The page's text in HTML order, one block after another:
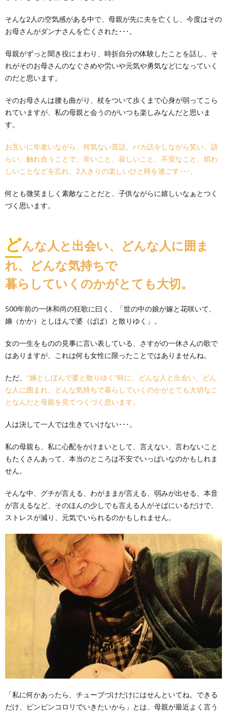
そんな2人の空気感がある中で、母親が先に夫を亡くし、今度はその
お母さんがダンナさんを亡くされた･･･。
母親がずっと聞き役にまわり、時折自分の体験したことを話し、そ
れがそのお母さんのなぐさめや労いや元気や勇気などになっていく
のだと思います。
そのお母さんは腰も曲がり、杖をついて歩くまで心身が弱ってこら
れていますが、私の母親と会うのがいつも楽しみなんだと思いま
す。
お互いに年老いながら、何気ない昔話、バカ話をしながら笑い、語
らい、触れ合うことで、辛いこと、寂しいこと、不安なこと、煩わ
しいことなどを忘れ、2人きりの楽しいひと時を過ごす･･･。
何とも微笑ましく素敵なことだと、子供ながらに嬉しいなぁとつく
づく思います。
どんな人と出会い、どんな人に囲ま
れ、どんな気持ちで
暮らしていくのかがとても大切。
500年前の一休和尚の狂歌に曰く、「世の中の娘が嫁と花咲いて、
嬶（かか）としほんで婆（ばば）と散りゆく」。
女の一生をものの見事に言い表している、さすがの一休さんの歌で
はありますが、これは何も女性に限ったことではありませんね。
ただ、 “嬶としぼんで婆と散りゆく”時に、どんな人と出会い、どん
な人に囲まれ、どんな気持ちで暮らしていくのかがとても大切なこ
となんだと母親を見てつくづく思います。
人は決して一人では生きていけない･･･。
私の母親も、私に心配をかけまいとして、言えない、言わないこと
もたくさんあって、本当のところは不安でいっぱいなのかもしれま
せん。
そんな中、グチが言える、わがままが言える、弱みが出せる、本音
が言えるなど、そのほんの少しでも言える人がそばにいるだけで、
ストレスが減り、元気でいられるのかもしれません。
「私に何かあったら、チューブづけだけにはせんといてね。できる
だけ、ピンピンコロリでいきたいから」とは、母親が最近よく言う